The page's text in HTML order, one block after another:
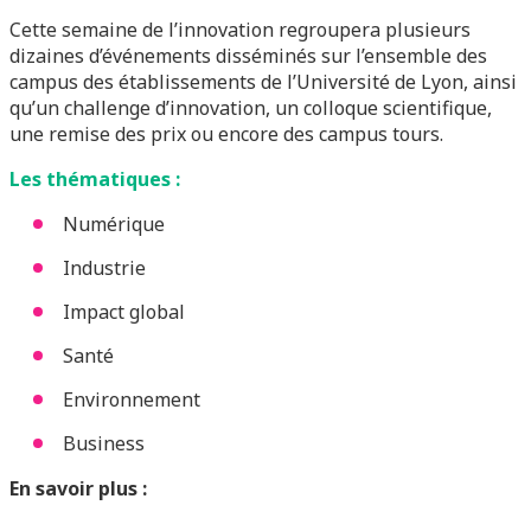
Cette semaine de l’innovation regroupera plusieurs
dizaines d’événements disséminés sur l’ensemble des
campus des établissements de l’Université de Lyon, ainsi
qu’un challenge d’innovation, un colloque scientifique,
une remise des prix ou encore des campus tours.
Les thématiques :
Numérique
Industrie
Impact global
Santé
Environnement
Business
En savoir plus :